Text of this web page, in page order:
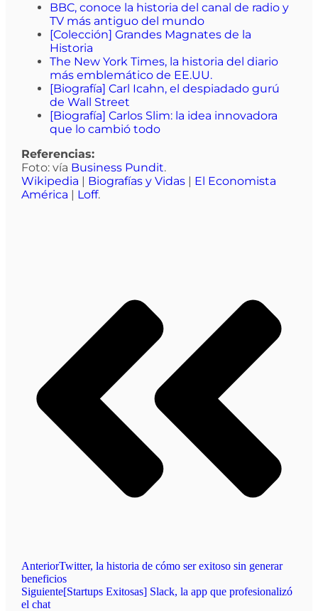
BBC, conoce la historia del canal de radio y
TV más antiguo del mundo
[Colección] Grandes Magnates de la
Historia
The New York Times, la historia del diario
más emblemático de EE.UU.
[Biografía] Carl Icahn, el despiadado gurú
de Wall Street
[Biografía] Carlos Slim: la idea innovadora
que lo cambió todo
Referencias:
Foto: vía Business Pundit.
Wikipedia
Biografías y Vidas| El Economista
América
Loff.
AnteriorTwitter, la historia de cómo ser exitoso sin generar
beneficios
Siguiente[Startups Exitosas] Slack, la app que profesionalizó
el chat